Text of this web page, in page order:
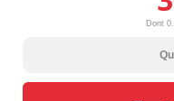
Dont